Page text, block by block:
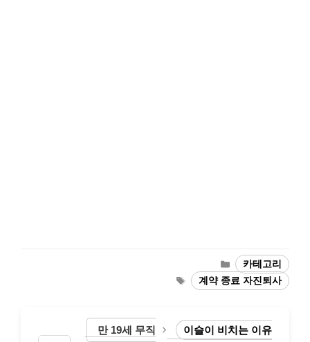
카
테
고
카테고리
태
그
계약 종료 자진퇴사
만 19세 무직
이슬이 비치는 이유